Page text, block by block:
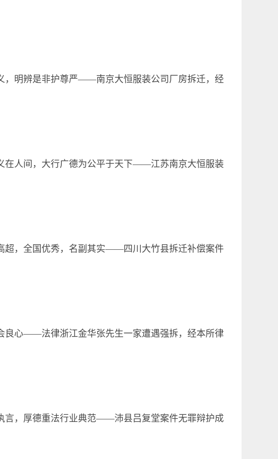
，明辨是非护尊严——南京大恒服装公司厂房拆迁，经
在人间，大行广德为公平于天下——江苏南京大恒服装
超，全国优秀，名副其实——四川大竹县拆迁补偿案件
良心——法律浙江金华张先生一家遭遇强拆，经本所律
言，厚德重法行业典范——沛县吕复堂案件无罪辩护成